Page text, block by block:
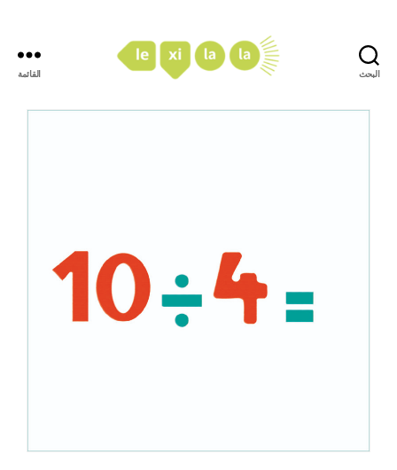
البحث القائمة